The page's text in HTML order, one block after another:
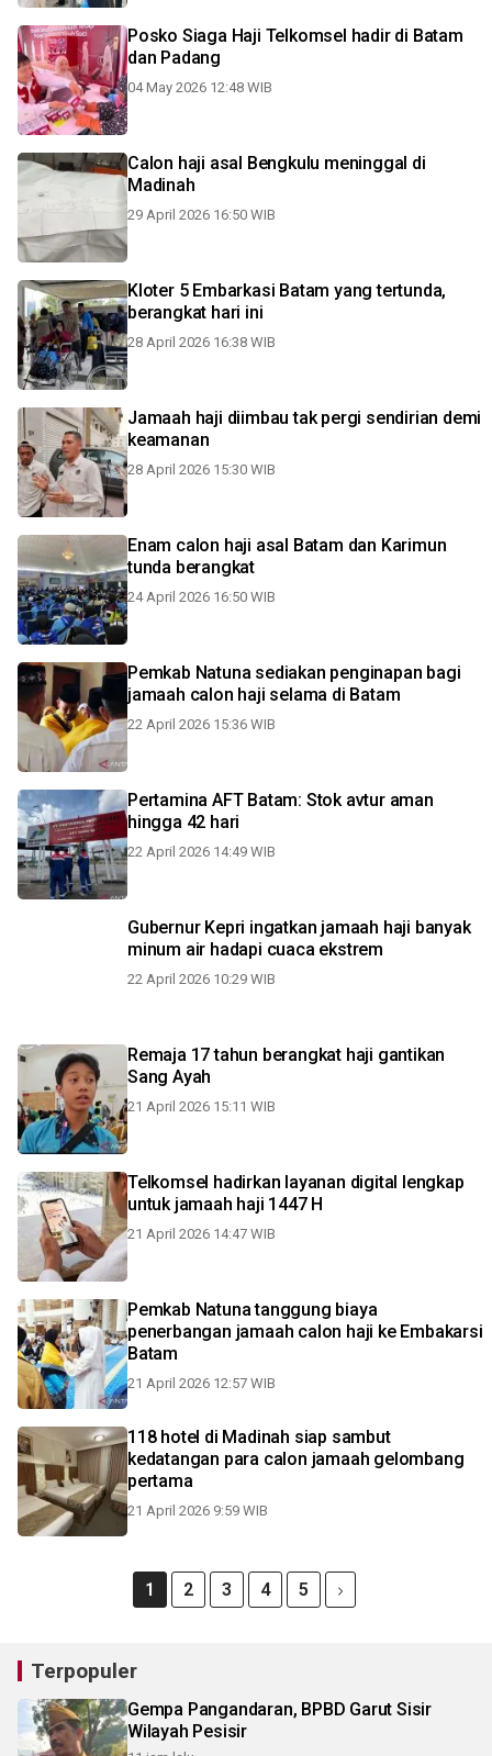
Posko Siaga Haji Telkomsel hadir di Batam
dan Padang
04 May 2026 12:48 WIB
Calon haji asal Bengkulu meninggal di
Madinah
29 April 2026 16:50 WIB
Kloter 5 Embarkasi Batam yang tertunda,
berangkat hari ini
28 April 2026 16:38 WIB
Jamaah haji diimbau tak pergi sendirian demi
keamanan
28 April 2026 15:30 WIB
Enam calon haji asal Batam dan Karimun
tunda berangkat
24 April 2026 16:50 WIB
Pemkab Natuna sediakan penginapan bagi
jamaah calon haji selama di Batam
22 April 2026 15:36 WIB
Pertamina AFT Batam: Stok avtur aman
hingga 42 hari
22 April 2026 14:49 WIB
Gubernur Kepri ingatkan jamaah haji banyak
minum air hadapi cuaca ekstrem
22 April 2026 10:29 WIB
Remaja 17 tahun berangkat haji gantikan
Sang Ayah
21 April 2026 15:11 WIB
Telkomsel hadirkan layanan digital lengkap
untuk jamaah haji 1447 H
21 April 2026 14:47 WIB
Pemkab Natuna tanggung biaya
penerbangan jamaah calon haji ke Embakarsi
Batam
21 April 2026 12:57 WIB
118 hotel di Madinah siap sambut
kedatangan para calon jamaah gelombang
pertama
21 April 2026 9:59 WIB
1 2 3 4 5
Terpopuler
Gempa Pangandaran, BPBD Garut Sisir
Wilayah Pesisir